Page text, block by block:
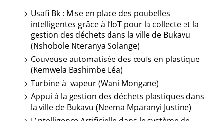
Usafi Bk : Mise en place des poubelles
intelligentes grâce à l’IoT pour la collecte et la
gestion des déchets dans la ville de Bukavu
(Nshobole Nteranya Solange)
Couveuse automatisée des œufs en plastique
(Kemwela Bashimbe Léa)
Turbine à vapeur (Wani Mongane)
Appui à la gestion des déchets plastiques dans
la ville de Bukavu (Neema Mparanyi Justine)